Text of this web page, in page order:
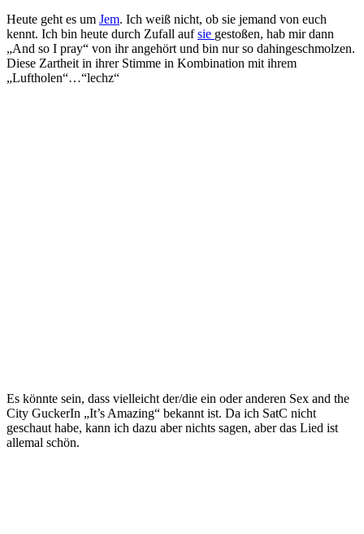
Heute geht es um Jem. Ich weiß nicht, ob sie jemand von euch
kennt. Ich bin heute durch Zufall aufsie gestoßen, hab mir dann
„And so I pray“ von ihr angehört und bin nur so dahingeschmolzen.
Diese Zartheit in ihrer Stimme in Kombination mit ihrem
„Luftholen“…“lechz“
Es könnte sein, dass vielleicht der/die ein oder anderen Sex and the
City GuckerIn „It’s Amazing“ bekannt ist. Da ich SatC nicht
geschaut habe, kann ich dazu aber nichts sagen, aber das Lied ist
allemal schön.